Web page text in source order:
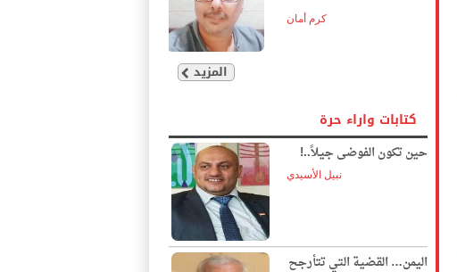
كرم أمان
المزيد
كتابات واراء حرة
حين تكون الفوضى جيلاً..!
نبيل الأسيدي
اليمن… القضية التي تتأرجح